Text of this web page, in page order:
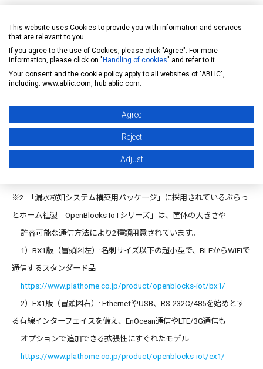
https://www.plathome.co.jp/media/wl-sensor-
package/
の共同研究によって生まれた技術です。
バッテリレス漏水センサは大成建設株式会社との共同開発により生
まれた製品です。
CLEAN-Boost®及びロゴマークは、エイブリック株式会社の登録商
※2. 「漏水検知システム構築用パッケージ」に採用されているぶらっ
とホーム社製「OpenBlocks IoTシリーズ」は、筐体の大きさや
許容可能な通信方法により2種類用意されています。
1）BX1版（冒頭図左）:名刺サイズ以下の超小型で、BLEからWiFiで
通信するスタンダード品
https://www.plathome.co.jp/product/openblocks-iot/bx1/
2）EX1版（冒頭図右）: EthernetやUSB、RS-232C/485を始めとす
る有線インターフェイスを備え、EnOcean通信やLTE/3G通信も
オプションで追加できる拡張性にすぐれたモデル
https://www.plathome.co.jp/product/openblocks-iot/ex1/
This website uses Cookies to provide you with information and services
that are relevant to you.
If you agree to the use of Cookies, please click "Agree". For more
information, please click on " Handling of cookies" and refer to it.
Your consent and the cookie policy apply to all websites of "ABLIC",
including: www.ablic.com, hub.ablic.com.
Agree
Reject
Adjust